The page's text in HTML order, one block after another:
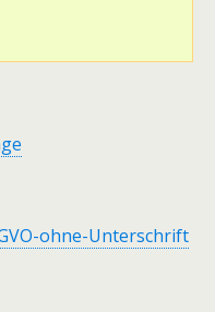
ohne-Unterschrift